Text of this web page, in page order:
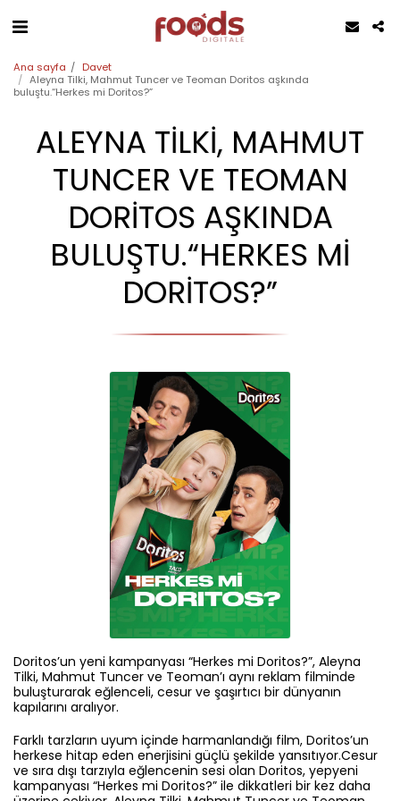
Ana sayfa
Davet
Aleyna Tilki, Mahmut Tuncer ve Teoman Doritos aşkında
buluştu.“Herkes mi Doritos?”
ALEYNA TILKI, MAHMUT
TUNCER VE TEOMAN
DORITOS AŞKINDA
BULUŞTU.“HERKES MI
DORITOS?”
Doritos’un yeni kampanyası “Herkes mi Doritos?”, Aleyna
Tilki, Mahmut Tuncer ve Teoman’ı aynı reklam filminde
buluşturarak eğlenceli, cesur ve şaşırtıcı bir dünyanın
kapılarını aralıyor.
Farklı tarzların uyum içinde harmanlandığı film, Doritos’un
herkese hitap eden enerjisini güçlü şekilde yansıtıyor.Cesur
ve sıra dışı tarzıyla eğlencenin sesi olan Doritos, yepyeni
kampanyası “Herkes mi Doritos?” ile dikkatleri bir kez daha